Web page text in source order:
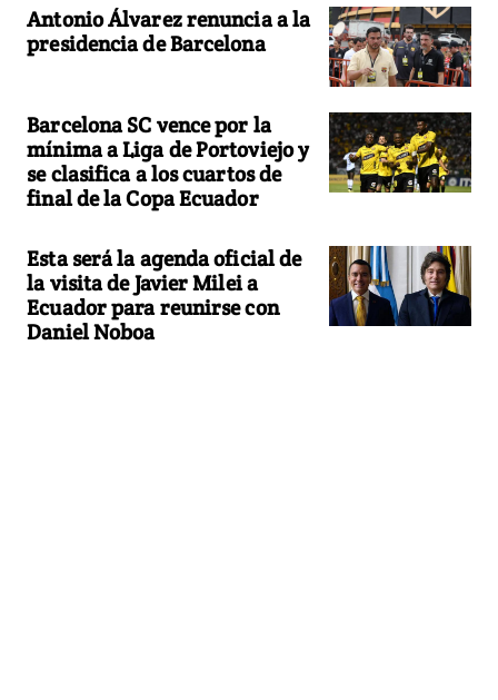
Antonio Álvarez renuncia a la
presidencia de Barcelona
Barcelona SC vence por la
mínima a Liga de Portoviejo y
se clasifica a los cuartos de
final de la Copa Ecuador
Esta será la agenda oficial de
la visita de Javier Milei a
Ecuador para reunirse con
Daniel Noboa